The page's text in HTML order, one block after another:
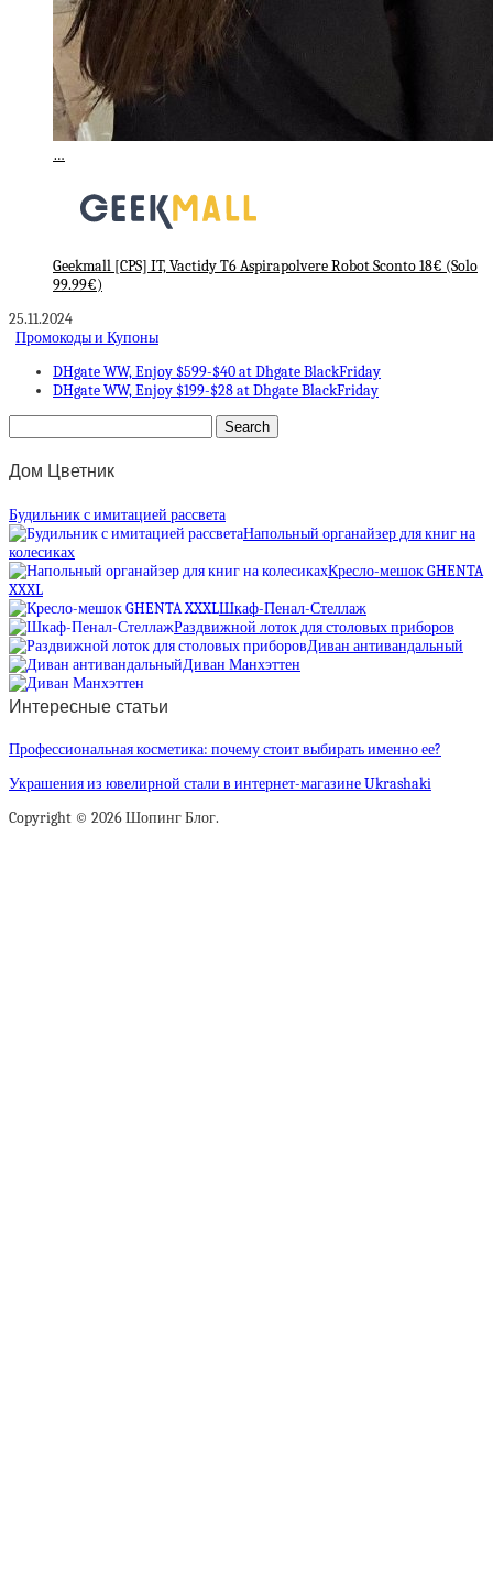
…
Geekmall [CPS] IT, Vactidy T6 Aspirapolvere Robot Sconto 18€ (Solo
99.99€)
25.11.2024
Промокоды и Купоны
DHgate WW, Enjoy $599-$40 at Dhgate BlackFriday
DHgate WW, Enjoy $199-$28 at Dhgate BlackFriday
Дом Цветник
Будильник с имитацией рассвета
Напольный органайзер для книг на
колесиках
Кресло-мешок GHENTA
XXXL
Шкаф-Пенал-Стеллаж
Раздвижной лоток для столовых приборов
Диван антивандальный
Диван Манхэттен
Интересные статьи
Профессиональная косметика: почему стоит выбирать именно ее?
Украшения из ювелирной стали в интернет-магазине Ukrashaki
Copyright © 2026 Шопинг Блог.